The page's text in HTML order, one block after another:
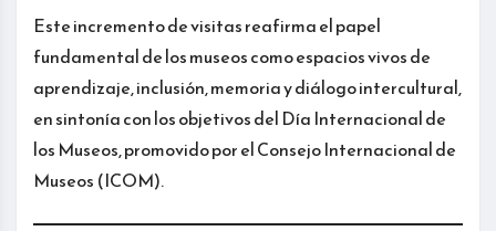
Este incremento de visitas reafirma el papel
fundamental de los museos como espacios vivos de
aprendizaje, inclusión, memoria y diálogo intercultural,
en sintonía con los objetivos del Día Internacional de
los Museos, promovido por el Consejo Internacional de
Museos (ICOM).